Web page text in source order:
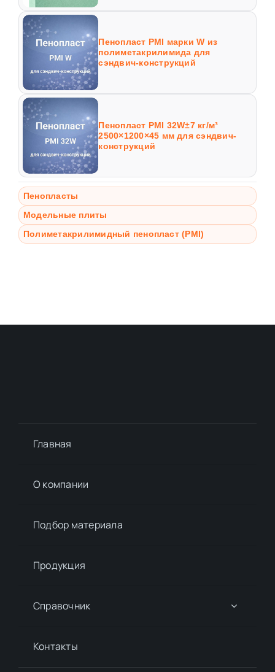
Пенопласт PMI марки W из
полиметакрилимида для
сэндвич-конструкций
Пенопласт PMI 32W±7 кг/м³
2500×1200×45 мм для сэндвич-
конструкций
Пенопласты
Модельные плиты
Полиметакрилимидный пенопласт (PMI)
Главная
О компании
Подбор материалa
Продукция
Справочник
Контакты